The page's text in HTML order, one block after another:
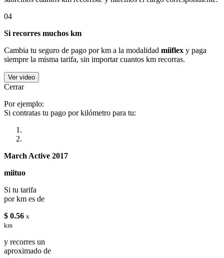
04
Si recorres muchos km
Cambia tu seguro de pago por km a la modalidad miiflex y paga
siempre la misma tarifa, sin importar cuantos km recorras.
Ver video
Cerrar
Por ejemplo:
Si contratas tu pago por kilómetro para tu:
March Active 2017
miituo
Si tu tarifa
por km es de
$ 0.56 x
km
y recorres un
aproximado de